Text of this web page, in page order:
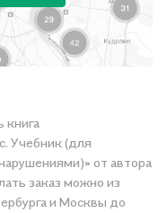
книга
Учебник (для
от автора
заказ можно из
и Москвы до